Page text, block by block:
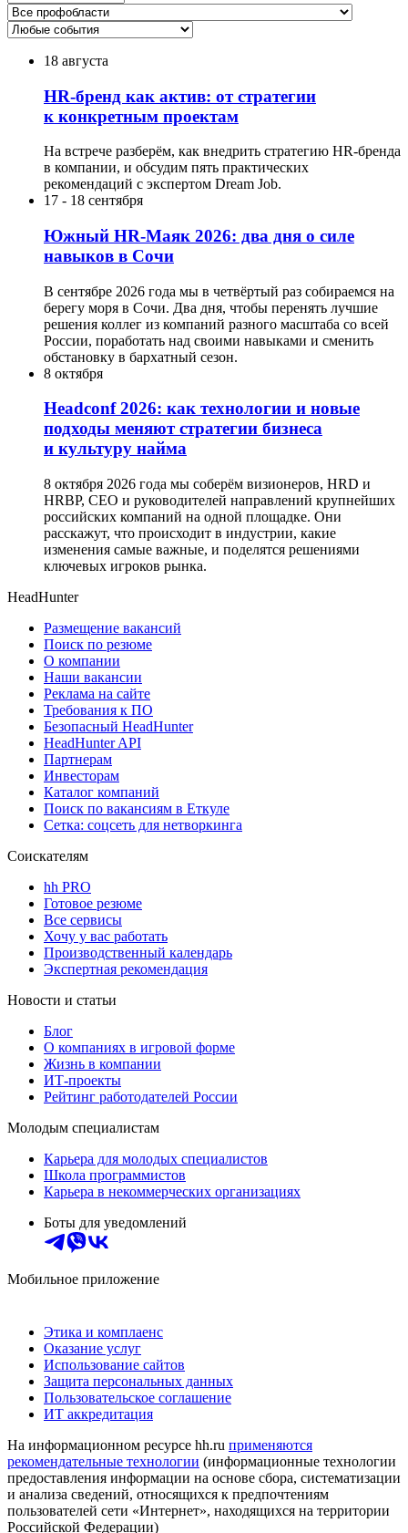
18 августа
HR-бренд как актив: от стратегии
к конкретным проектам
На встрече разберём, как внедрить стратегию HR-бренда
в компании, и обсудим пять практических
рекомендаций с экспертом Dream Job.
17 - 18 сентября
Южный HR-Маяк 2026: два дня о силе
навыков в Сочи
В сентябре 2026 года мы в четвёртый раз собираемся на
берегу моря в Сочи. Два дня, чтобы перенять лучшие
решения коллег из компаний разного масштаба со всей
России, поработать над своими навыками и сменить
обстановку в бархатный сезон.
8 октября
Headсonf 2026: как технологии и новые
подходы меняют стратегии бизнеса
и культуру найма
8 октября 2026 года мы соберём визионеров, HRD и
HRBP, СЕО и руководителей направлений крупнейших
российских компаний на одной площадке. Они
расскажут, что происходит в индустрии, какие
изменения самые важные, и поделятся решениями
ключевых игроков рынка.
HeadHunter
Размещение вакансий
Поиск по резюме
О компании
Наши вакансии
Реклама на сайте
Требования к ПО
Безопасный HeadHunter
HeadHunter API
Партнерам
Инвесторам
Каталог компаний
Поиск по вакансиям в Еткуле
Сетка: соцсеть для нетворкинга
Соискателям
hh PRO
Готовое резюме
Все сервисы
Хочу у вас работать
Производственный календарь
Экспертная рекомендация
Новости и статьи
Блог
О компаниях в игровой форме
Жизнь в компании
ИТ-проекты
Рейтинг работодателей России
Молодым специалистам
Карьера для молодых специалистов
Школа программистов
Карьера в некоммерческих организациях
Боты для уведомлений
Мобильное приложение
Этика и комплаенс
Оказание услуг
Использование сайтов
Защита персональных данных
Пользовательское соглашение
ИТ аккредитация
На информационном ресурсе hh.ru применяются
рекомендательные технологии (информационные технологии
предоставления информации на основе сбора, систематизации
и анализа сведений, относящихся к предпочтениям
пользователей сети «Интернет», находящихся на территории
Российской Федерации)